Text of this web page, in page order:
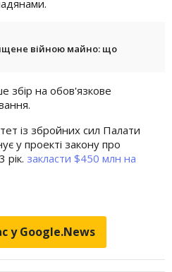
війною майно: що
збір на обов'язкове
із збройних сил Палати
у проекті закону про
рік. закласти $450 млн на
у Google.News